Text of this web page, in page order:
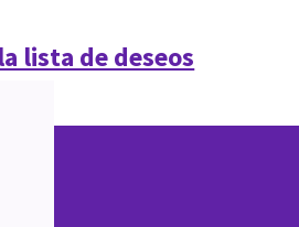
lista de deseos